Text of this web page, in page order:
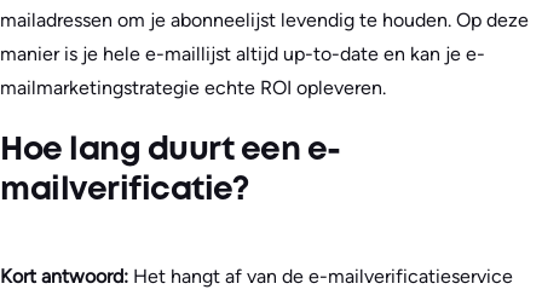
mailadressen om je abonneelijst levendig te houden. Op deze
manier is je hele e-maillijst altijd up-to-date en kan je e-
mailmarketingstrategie echte ROI opleveren.
Hoe lang duurt een e-
mailverificatie?
Kort antwoord: Het hangt af van de e-mailverificatieservice